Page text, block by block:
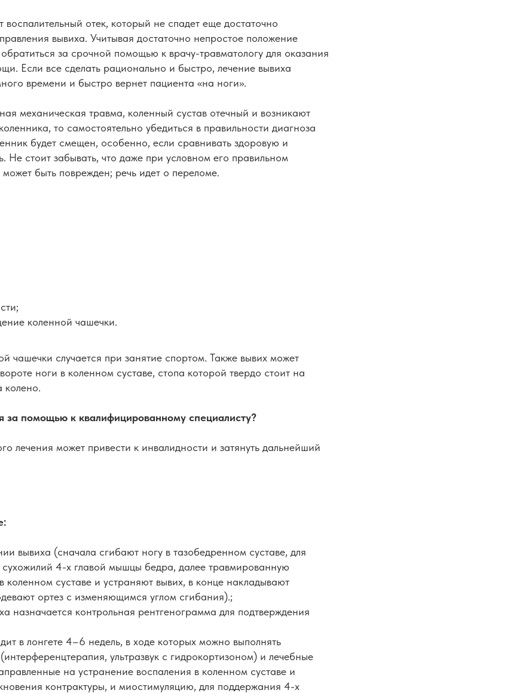
воспалительный отек, который не спадет еще достаточно
вывиха. Учитывая достаточно непростое положение
за срочной помощью к врачу-травматологу для оказания
Если все сделать рационально и быстро, лечение вывиха
времени и быстро вернет пациента «на ноги».
механическая травма, коленный сустав отечный и возникают
то самостоятельно убедиться в правильности диагноза
будет смещен, особенно, если сравнивать здоровую и
Не стоит забывать, что даже при условном его правильном
быть поврежден; речь идет о переломе.
коленной чашечки.
чашечки случается при занятие спортом. Также вывих может
ноги в коленном суставе, стопа которой твердо стоит на
колено.
за помощью к квалифицированному специалисту?
лечения может привести к инвалидности и затянуть дальнейший
вывиха (сначала сгибают ногу в тазобедренном суставе, для
4-х главой мышцы бедра, далее травмированную
коленном суставе и устраняют вывих, в конце накладывают
ортез с изменяющимся углом сгибания).;
назначается контрольная рентгенограмма для подтверждения
в лонгете 4–6 недель, в ходе которых можно выполнять
ультразвук с гидрокортизоном) и лечебные
на устранение воспаления в коленном суставе и
контрактуры, и миостимуляцию, для поддержания 4-х